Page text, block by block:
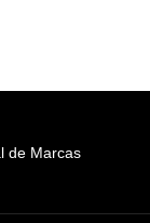
de Marcas